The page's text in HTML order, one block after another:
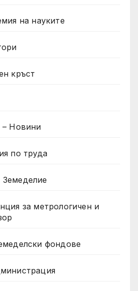
на науките
кръст
– Новини
по труда
за метрологичен и
фондове